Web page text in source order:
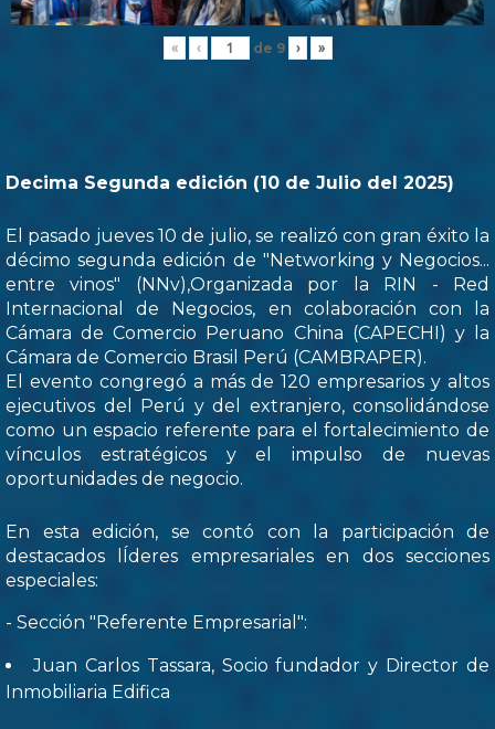
« ‹ de 9 › »
Decima Segunda edición (10 de Julio del 2025)
El pasado jueves 10 de julio, se realizó con gran éxito la
décimo segunda edición de "Networking y Negocios...
entre vinos" (NNv),Organizada por la RIN - Red
Internacional de Negocios, en colaboración con la
Cámara de Comercio Peruano China (CAPECHI) y la
Cámara de Comercio Brasil Perú (CAMBRAPER).
El evento congregó a más de 120 empresarios y altos
ejecutivos del Perú y del extranjero, consolidándose
como un espacio referente para el fortalecimiento de
vínculos estratégicos y el impulso de nuevas
oportunidades de negocio.
En esta edición, se contó con la participación de
destacados lÍderes empresariales en dos secciones
especiales:
- Sección "Referente Empresarial":
Juan Carlos Tassara, Socio fundador y Director de
Inmobiliaria Edifica